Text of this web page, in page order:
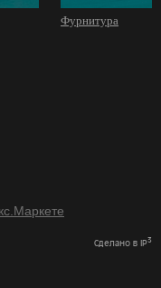
Фурнитура
Сделано в IP3